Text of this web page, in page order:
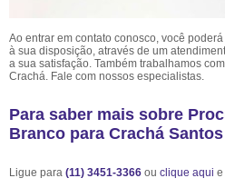
Ao entrar em contato conosco, você
à sua disposição, através de um
a sua satisfação. Também trabalhamos
Crachá. Fale com nossos especialistas.
Para saber mais sobre
Branco para Crachá Santos
Ligue para (11) 3451-3366 ou clique aqui e